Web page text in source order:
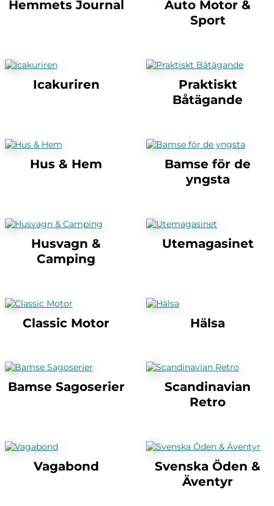
Hemmets Journal
Auto Motor &
Sport
Icakuriren
Praktiskt
Båtägande
Hus & Hem
Bamse för de
yngsta
Husvagn &
Camping
Utemagasinet
Classic Motor Hälsa
Bamse Sagoserier
Scandinavian
Retro
Vagabond
Svenska Öden &
Äventyr